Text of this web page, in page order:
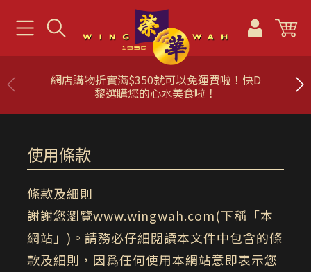
網店購物折實滿$350就可以免運費啦！快D
黎選購您的心水美食啦！
使用條款
條款及細則
謝謝您瀏覽www.wingwah.com(下稱「本
網站」)。請務必仔細閱讀本文件中包含的條
款及細則，因爲任何使用本網站意即表示您